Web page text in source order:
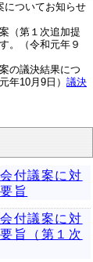
についてお知らせ
（第１次追加提
。（令和元年９
の議決結果につ
年10月9日） 議決
付議案に対
旨
付議案に対
旨（第１次